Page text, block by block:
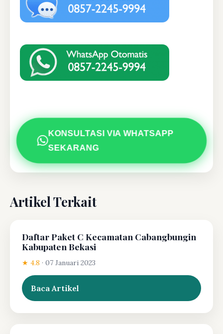
KONSULTASI VIA WHATSAPP
SEKARANG
Artikel Terkait
Daftar Paket C Kecamatan Cabangbungin
Kabupaten Bekasi
★ 4.8 · 07 Januari 2023
Baca Artikel